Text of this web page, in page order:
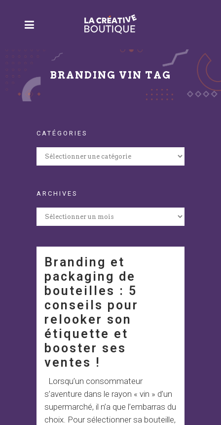
BRANDING VIN TAG
CATÉGORIES
Catégories
ARCHIVES
Archives
Branding et
packaging de
bouteilles : 5
conseils pour
relooker son
étiquette et
booster ses
ventes !
Lorsqu’un consommateur
s’aventure dans le rayon « vin » d’un
supermarché, il n’a que l’embarras du
choix. Pour sélectionner sa bouteille,